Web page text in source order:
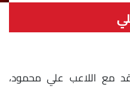
مع اللاعب علي محمود،